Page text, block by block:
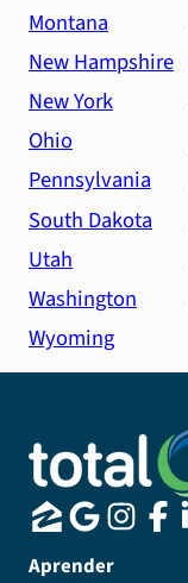
Montana
New Hampshire
New York
Ohio
Pennsylvania
South Dakota
Utah
Washington
Wyoming
Aprender